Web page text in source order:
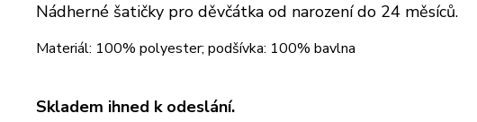
Nádherné šatičky pro děvčátka od narození do 24 měsíců.
Materiál: 100% polyester; podšívka: 100% bavlna
Skladem ihned k odeslání.